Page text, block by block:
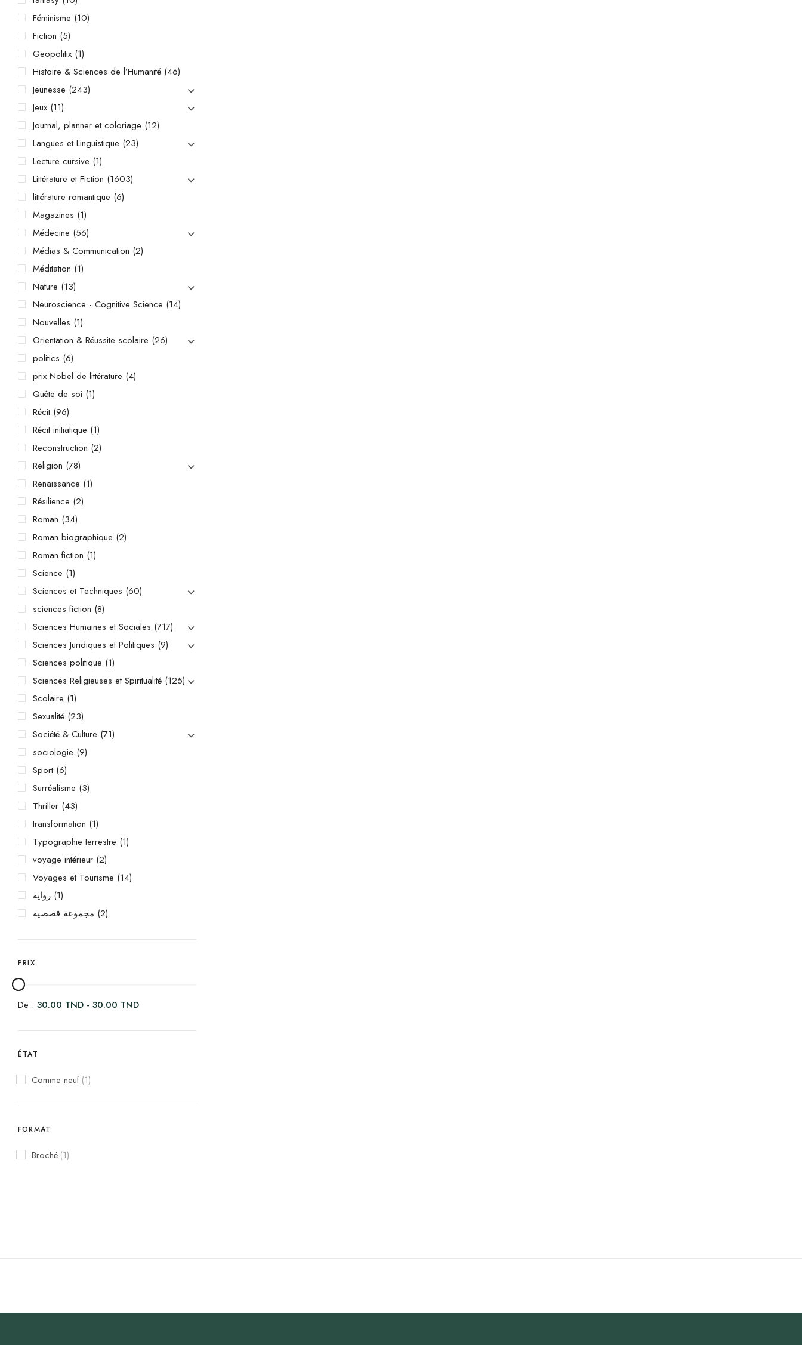
Féminisme (10)
Fiction (5)
Geopolitix (1)
Histoire & Sciences de l’Humanité (46)
Jeunesse (243)
Jeux (11)
Journal, planner et coloriage (12)
Langues et Linguistique (23)
Lecture cursive (1)
Littérature et Fiction (1603)
littérature romantique (6)
Magazines (1)
Médecine (56)
Médias & Communication (2)
Méditation (1)
Nature (13)
Neuroscience - Cognitive Science (14)
Nouvelles (1)
Orientation & Réussite scolaire (26)
politics (6)
prix Nobel de littérature (4)
Quête de soi (1)
Récit (96)
Récit initiatique (1)
Reconstruction (2)
Religion (78)
Renaissance (1)
Résilience (2)
Roman (34)
Roman biographique (2)
Roman fiction (1)
Science (1)
Sciences et Techniques (60)
sciences fiction (8)
Sciences Humaines et Sociales (717)
Sciences Juridiques et Politiques (9)
Sciences politique (1)
Sciences Religieuses et Spiritualité (125)
Scolaire (1)
Sexualité (23)
Société & Culture (71)
sociologie (9)
Sport (6)
Surréalisme (3)
Thriller (43)
transformation (1)
Typographie terrestre (1)
voyage intérieur (2)
Voyages et Tourisme (14)
رواية (1)
مجموعة قصصية (2)
PRIX
De : 30.00 TND - 30.00 TND
ÉTAT
Comme neuf (1)
FORMAT
Broché (1)